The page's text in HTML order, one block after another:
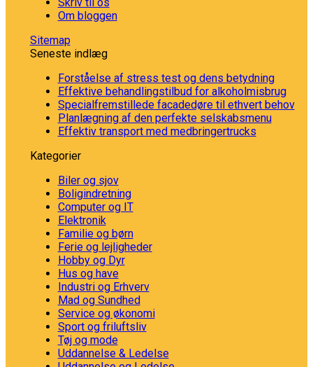
Om bloggen
Sitemap
Seneste indlæg
Forståelse af stress test og dens betydning
Effektive behandlingstilbud for alkoholmisbrug
Specialfremstillede facadedøre til ethvert behov
Planlægning af den perfekte selskabsmenu
Effektiv transport med medbringertrucks
Kategorier
Biler og sjov
Boligindretning
Computer og IT
Elektronik
Familie og børn
Ferie og lejligheder
Hobby og Dyr
Hus og have
Industri og Erhverv
Mad og Sundhed
Service og økonomi
Sport og friluftsliv
Tøj og mode
Uddannelse & Ledelse